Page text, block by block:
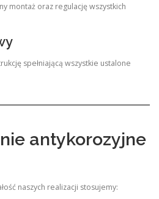
montaż oraz regulację wszystkich
spełniającą wszystkie ustalone
antykorozyjne
naszych realizacji stosujemy: